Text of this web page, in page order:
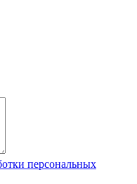
персональных